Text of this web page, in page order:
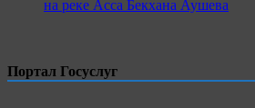
на реке Асса Бекхана Аушева
Портал Госуслуг